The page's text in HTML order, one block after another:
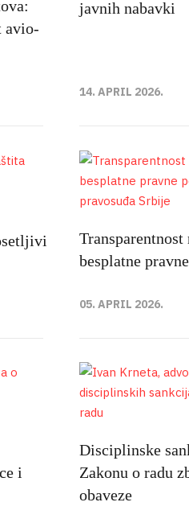
avio-
javnih nabavki
14. APRIL 2026.
Transparentnost
besplatne
05. APRIL 2026.
i
Disciplinske
Zakonu o radu
obaveze